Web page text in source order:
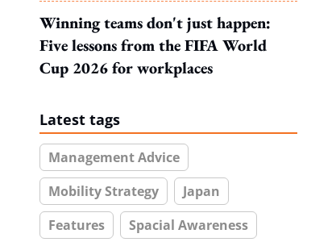
Winning teams don't just happen:
Five lessons from the FIFA World
Cup 2026 for workplaces
Latest tags
Management Advice
Mobility Strategy
Japan
Features
Spacial Awareness